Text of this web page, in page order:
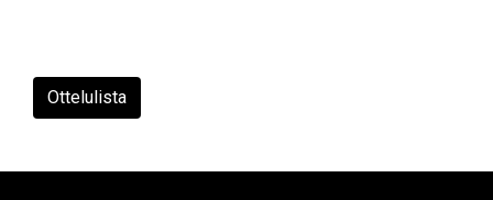
Ottelulista